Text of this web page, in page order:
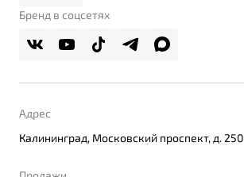
Реферальная программа
Бренд в соцсетях
Адрес
Калининград, Московский проспект, д. 250